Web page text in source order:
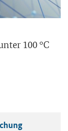
100 °C